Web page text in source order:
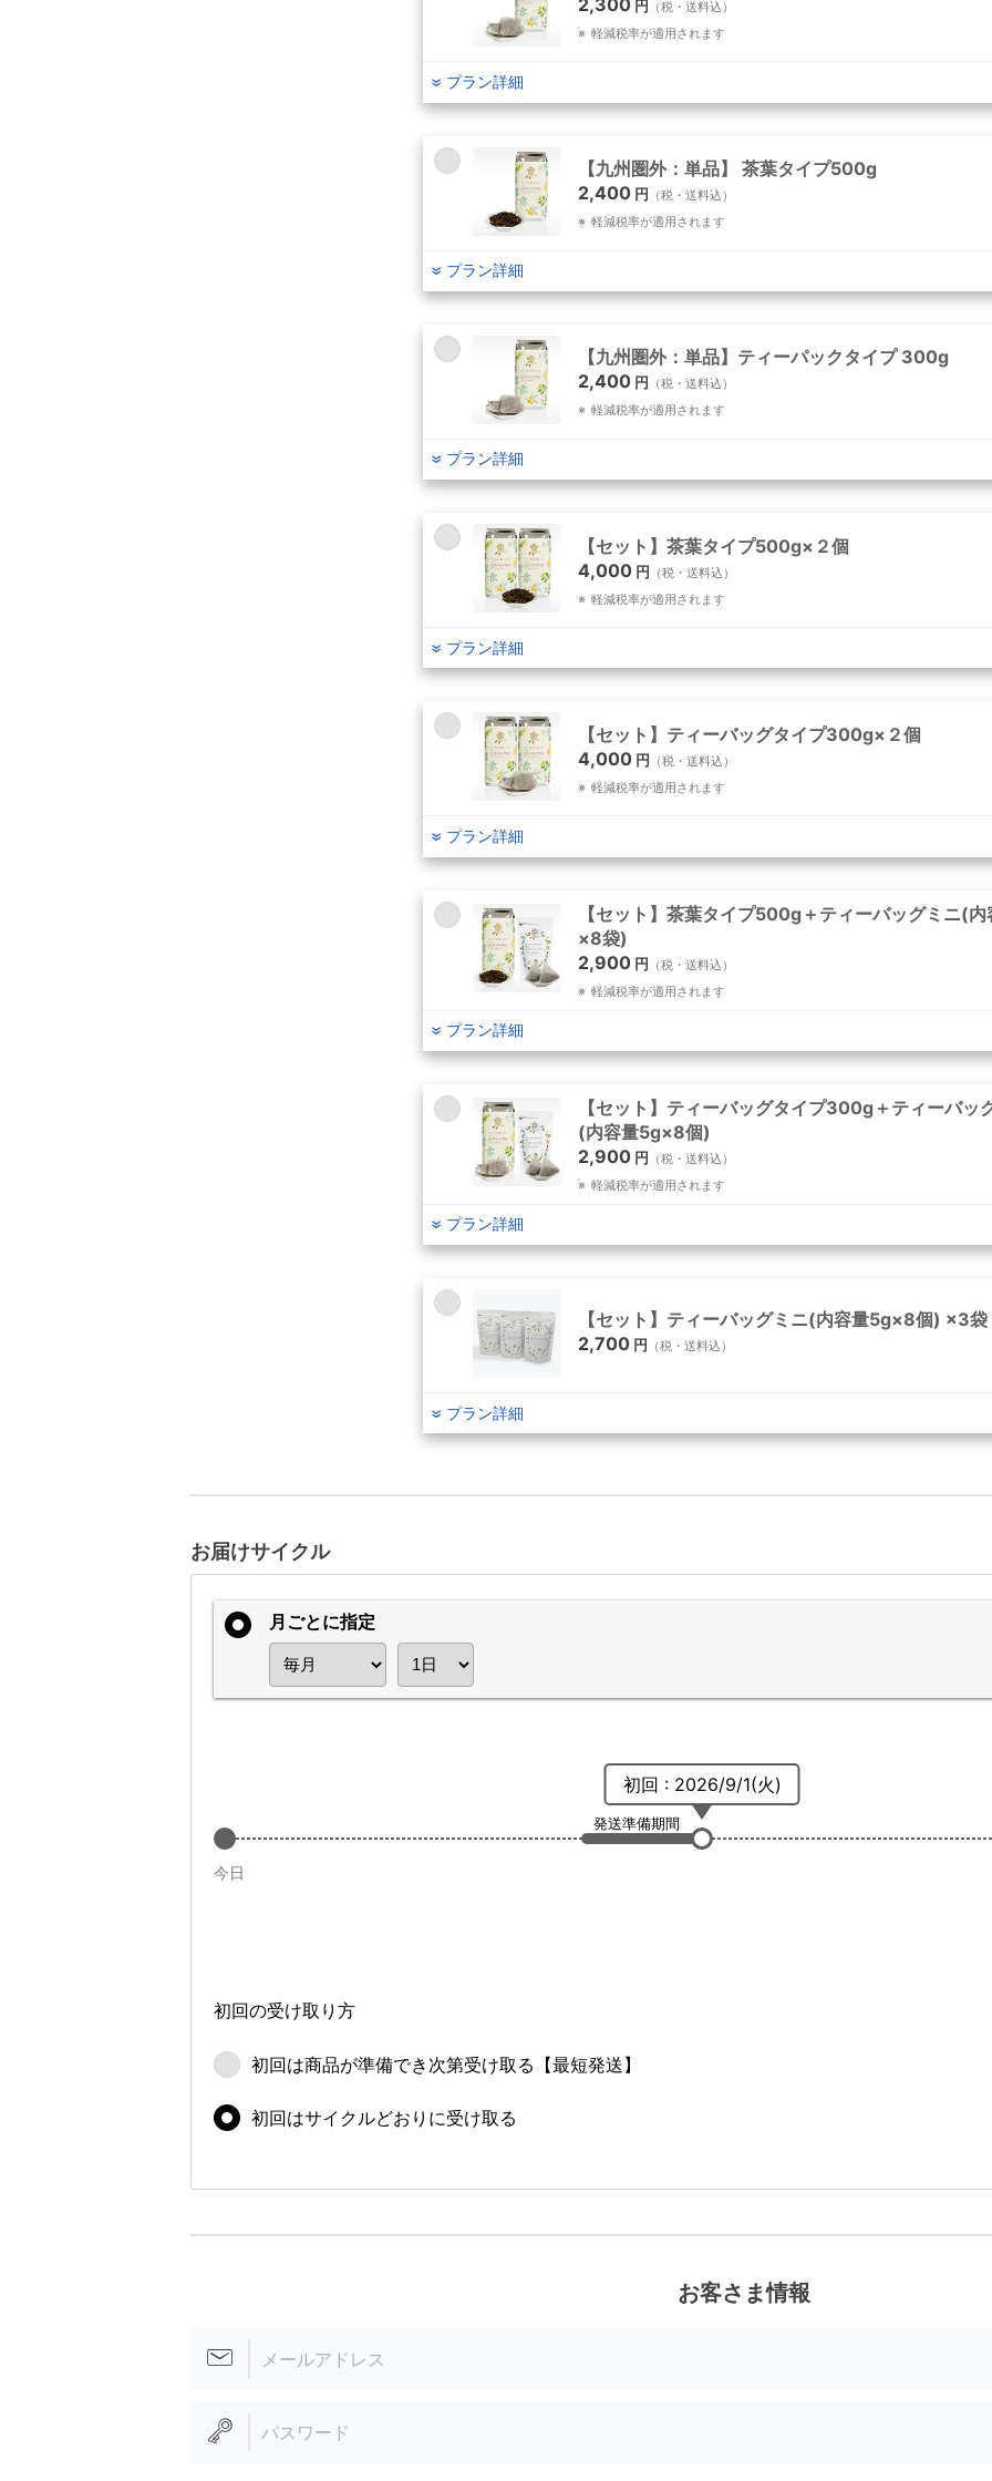
円
（税・送料込）
軽減税率が適用されます
プラン詳細
【九州圏外：単品】 茶葉タイプ500g
2,400 円
（税・送料込）
軽減税率が適用されます
プラン詳細
【九州圏外：単品】ティーパックタイプ 300g
2,400 円
（税・送料込）
軽減税率が適用されます
プラン詳細
【セット】茶葉タイプ500g×２個
4,000 円 （税・送料込）
軽減税率が適用されます
プラン詳細
【セット】ティーバッグタイプ300g×２個
4,000 円
（税・送料込）
軽減税率が適用されます
プラン詳細
【セット】茶葉タイプ500g＋ティーバッグミニ(
×8袋)
2,900 円 （税・送料込）
軽減税率が適用されます
プラン詳細
【セット】ティーバッグタイプ300g＋ティーバッ
(内容量5g×8個)
2,900 円
（税・送料込）
軽減税率が適用されます
プラン詳細
【セット】ティーバッグミニ(内容量5g×8個) ×3袋
2,700 円 （税・送料込）
プラン詳細
お届けサイクル
月ごとに指定
発送準備期間
初回 : 2026/9/1(火)
今日
初回の受け取り方
初回は商品が準備でき次第受け取る 【最短発送】
初回はサイクルどおりに受け取る
お客さま情報
メールアドレス
パスワード